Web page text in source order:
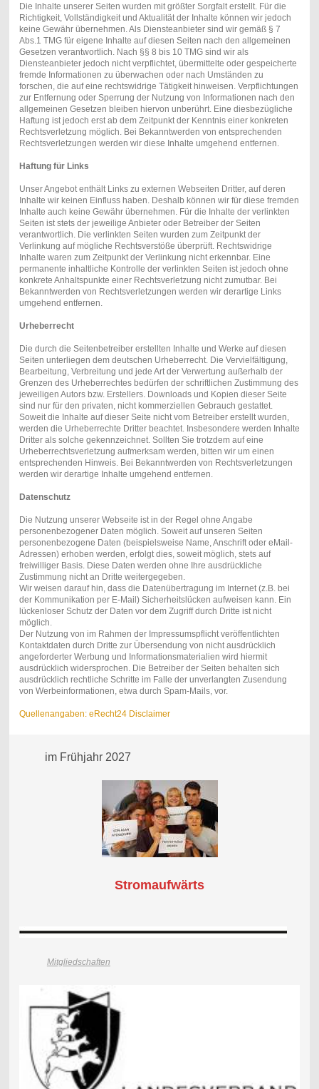
Die Inhalte unserer Seiten wurden mit größter Sorgfalt erstellt. Für die
Richtigkeit, Vollständigkeit und Aktualität der Inhalte können wir jedoch
keine Gewähr übernehmen. Als Diensteanbieter sind wir gemäß § 7
Abs.1 TMG für eigene Inhalte auf diesen Seiten nach den allgemeinen
Gesetzen verantwortlich. Nach §§ 8 bis 10 TMG sind wir als
Diensteanbieter jedoch nicht verpflichtet, übermittelte oder gespeicherte
fremde Informationen zu überwachen oder nach Umständen zu
forschen, die auf eine rechtswidrige Tätigkeit hinweisen. Verpflichtungen
zur Entfernung oder Sperrung der Nutzung von Informationen nach den
allgemeinen Gesetzen bleiben hiervon unberührt. Eine diesbezügliche
Haftung ist jedoch erst ab dem Zeitpunkt der Kenntnis einer konkreten
Rechtsverletzung möglich. Bei Bekanntwerden von entsprechenden
Rechtsverletzungen werden wir diese Inhalte umgehend entfernen.
Haftung für Links
Unser Angebot enthält Links zu externen Webseiten Dritter, auf deren
Inhalte wir keinen Einfluss haben. Deshalb können wir für diese fremden
Inhalte auch keine Gewähr übernehmen. Für die Inhalte der verlinkten
Seiten ist stets der jeweilige Anbieter oder Betreiber der Seiten
verantwortlich. Die verlinkten Seiten wurden zum Zeitpunkt der
Verlinkung auf mögliche Rechtsverstöße überprüft. Rechtswidrige
Inhalte waren zum Zeitpunkt der Verlinkung nicht erkennbar. Eine
permanente inhaltliche Kontrolle der verlinkten Seiten ist jedoch ohne
konkrete Anhaltspunkte einer Rechtsverletzung nicht zumutbar. Bei
Bekanntwerden von Rechtsverletzungen werden wir derartige Links
umgehend entfernen.
Urheberrecht
Die durch die Seitenbetreiber erstellten Inhalte und Werke auf diesen
Seiten unterliegen dem deutschen Urheberrecht. Die Vervielfältigung,
Bearbeitung, Verbreitung und jede Art der Verwertung außerhalb der
Grenzen des Urheberrechtes bedürfen der schriftlichen Zustimmung des
jeweiligen Autors bzw. Erstellers. Downloads und Kopien dieser Seite
sind nur für den privaten, nicht kommerziellen Gebrauch gestattet.
Soweit die Inhalte auf dieser Seite nicht vom Betreiber erstellt wurden,
werden die Urheberrechte Dritter beachtet. Insbesondere werden Inhalte
Dritter als solche gekennzeichnet. Sollten Sie trotzdem auf eine
Urheberrechtsverletzung aufmerksam werden, bitten wir um einen
entsprechenden Hinweis. Bei Bekanntwerden von Rechtsverletzungen
werden wir derartige Inhalte umgehend entfernen.
Datenschutz
Die Nutzung unserer Webseite ist in der Regel ohne Angabe
personenbezogener Daten möglich. Soweit auf unseren Seiten
personenbezogene Daten (beispielsweise Name, Anschrift oder eMail-
Adressen) erhoben werden, erfolgt dies, soweit möglich, stets auf
freiwilliger Basis. Diese Daten werden ohne Ihre ausdrückliche
Zustimmung nicht an Dritte weitergegeben.
Wir weisen darauf hin, dass die Datenübertragung im Internet (z.B. bei
der Kommunikation per E-Mail) Sicherheitslücken aufweisen kann. Ein
lückenloser Schutz der Daten vor dem Zugriff durch Dritte ist nicht
möglich.
Der Nutzung von im Rahmen der Impressumspflicht veröffentlichten
Kontaktdaten durch Dritte zur Übersendung von nicht ausdrücklich
angeforderter Werbung und Informationsmaterialien wird hiermit
ausdrücklich widersprochen. Die Betreiber der Seiten behalten sich
ausdrücklich rechtliche Schritte im Falle der unverlangten Zusendung
von Werbeinformationen, etwa durch Spam-Mails, vor.
Quellenangaben: eRecht24 Disclaimer
im Frühjahr 2027
Stromaufwärts
Mitgliedschaften